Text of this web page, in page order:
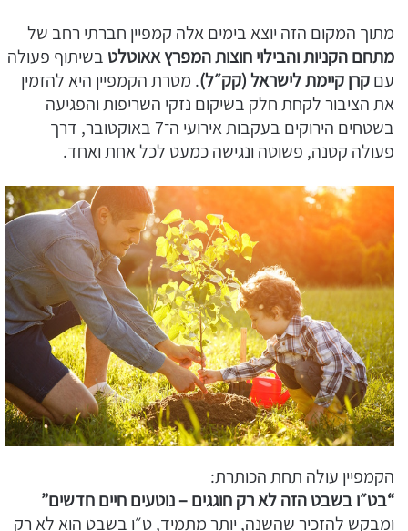
מתוך המקום הזה יוצא בימים אלה קמפיין חברתי רחב של
מתחם הקניות והבילוי חוצות המפרץ אאוטלט בשיתוף פעולה
עםקרן קיימת לישראל (קק״ל). מטרת הקמפיין היא להזמין
את הציבור לקחת חלק בשיקום נזקי השריפות והפגיעה
בשטחים הירוקים בעקבות אירועי ה־7 באוקטובר, דרך
פעולה קטנה, פשוטה ונגישה כמעט לכל אחת ואחד.
הקמפיין עולה תחת הכותרת:
“בט״ו בשבט הזה לא רק חוגגים – נוטעים חיים חדשים”
ומבקש להזכיר שהשנה, יותר מתמיד, ט״ו בשבט הוא לא רק